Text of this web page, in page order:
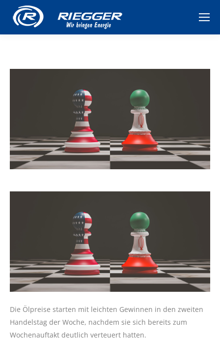
Die Ölpreise starten mit leichten Gewinnen in den zweiten
Handelstag der Woche, nachdem sie sich bereits zum
Wochenauftakt deutlich verteuert hatten.